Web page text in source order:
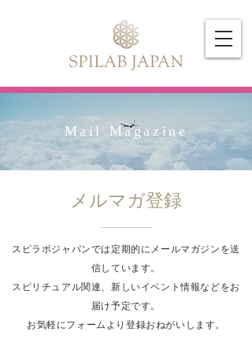
Mail Magazine
メルマガ登録
スピラボジャパンでは定期的にメールマガジンを送
信しています。
スピリチュアル関連、新しいイベント情報などをお
届け予定です。
お気軽にフォームより登録おねがいします。